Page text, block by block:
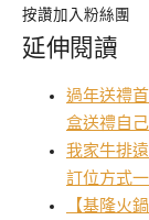
按讚加入粉絲團
延伸閱讀
過年送禮
盒送禮自
我家牛排
訂位方式
【基隆火